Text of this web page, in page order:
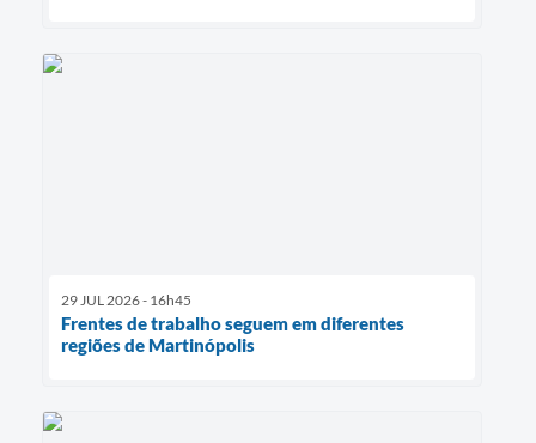
29 JUL 2026 - 16h45
Frentes de trabalho seguem em diferentes
regiões de Martinópolis